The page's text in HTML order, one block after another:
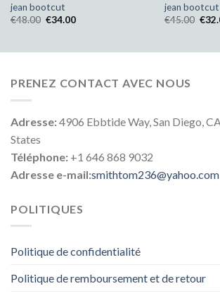
jean bootcut
€48.00 €34.00
jean bootcut
€45.00 €
PRENEZ CONTACT AVEC NOUS
Adresse:4906 Ebbtide Way, San Diego,
States
Téléphone: +1 646 868 9032
Adresse e-mail:smithtom236@yahoo.com
POLITIQUES
Politique de confidentialité
Politique de remboursement et de retour